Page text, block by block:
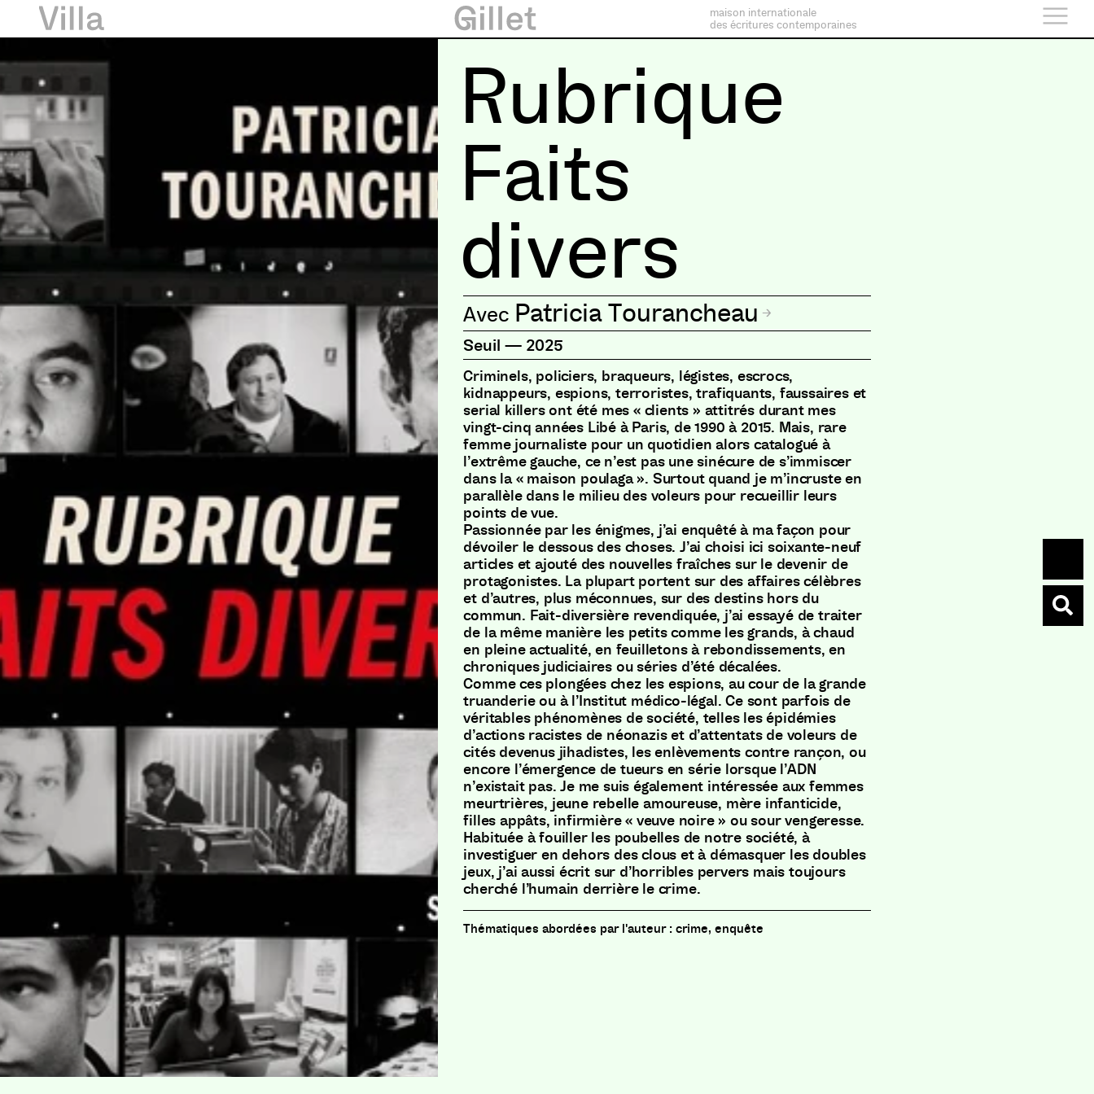
maison internationale
des écritures contemporaines
Rubrique
Faits
divers
Patricia Tourancheau
Seuil — 2025
Criminels, policiers, braqueurs, légistes, escrocs,
kidnappeurs, espions, terroristes, trafiquants, faussaires et
serial killers ont été mes « clients » attitrés durant mes
vingt-cinq années Libé à Paris, de 1990 à 2015. Mais, rare
femme journaliste pour un quotidien alors catalogué à
l’extrême gauche, ce n’est pas une sinécure de s’immiscer
dans la « maison poulaga ». Surtout quand je m’incruste en
parallèle dans le milieu des voleurs pour recueillir leurs
points de vue.
Passionnée par les énigmes, j’ai enquêté à ma façon pour
dévoiler le dessous des choses. J’ai choisi ici soixante-neuf
articles et ajouté des nouvelles fraîches sur le devenir de
protagonistes. La plupart portent sur des affaires célèbres
et d’autres, plus méconnues, sur des destins hors du
commun. Fait-diversière revendiquée, j’ai essayé de traiter
de la même manière les petits comme les grands, à chaud
en pleine actualité, en feuilletons à rebondissements, en
chroniques judiciaires ou séries d’été décalées.
Comme ces plongées chez les espions, au cour de la grande
truanderie ou à l’Institut médico-légal. Ce sont parfois de
véritables phénomènes de société, telles les épidémies
d’actions racistes de néonazis et d’attentats de voleurs de
cités devenus jihadistes, les enlèvements contre rançon, ou
encore l’émergence de tueurs en série lorsque l’ADN
n’existait pas. Je me suis également intéressée aux femmes
meurtrières, jeune rebelle amoureuse, mère infanticide,
filles appâts, infirmière « veuve noire » ou sour vengeresse.
Habituée à fouiller les poubelles de notre société, à
investiguer en dehors des clous et à démasquer les doubles
jeux, j’ai aussi écrit sur d’horribles pervers mais toujours
cherché l’humain derrière le crime.
crime, enquête